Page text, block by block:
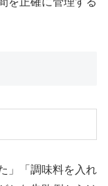
」「調味料を入れ